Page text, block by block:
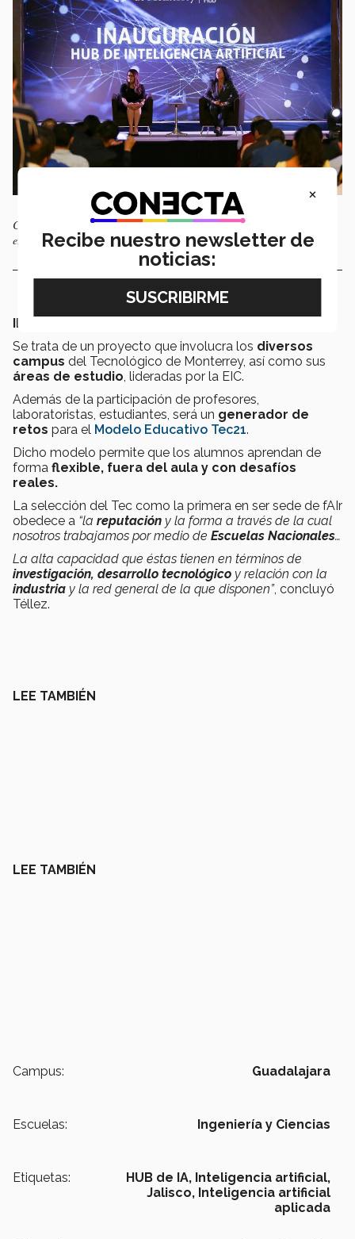
Conferencias realizadas durante la inauguración del Hub de IA del Tec
en campus Guadalajara.
IMPACTO DE LA IA EN EL TEC
Se trata de un proyecto que involucra los diversos
campus del Tecnológico de Monterrey, así como sus
áreas de estudio , lideradas por la EIC.
Además de la participación de profesores,
laboratoristas, estudiantes, será un generador de
retos para el Modelo Educativo Tec21.
Dicho modelo permite que los alumnos aprendan de
forma flexible, fuera del aula y con desafíos
reales.
La selección del Tec como la primera en ser sede de fAIr
obedece a “la reputación y la forma a través de la cual
nosotros trabajamos por medio de Escuelas Nacionales…
La alta capacidad que éstas tienen en términos de
investigación, desarrollo tecnológico y relación con la
industria y la red general de la que disponen”, concluyó
Téllez.
LEE TAMBIÉN
LEE TAMBIÉN
Campus: Guadalajara
Escuelas: Ingeniería y Ciencias
Etiquetas: HUB de IA, Inteligencia artificial,
Jalisco, Inteligencia artificial
aplicada
×
Recibe nuestro newsletter de
noticias: